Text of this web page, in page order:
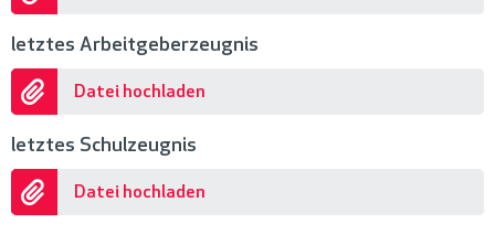
letztes Arbeitgeberzeugnis
Datei hochladen
letztes Schulzeugnis
Datei hochladen